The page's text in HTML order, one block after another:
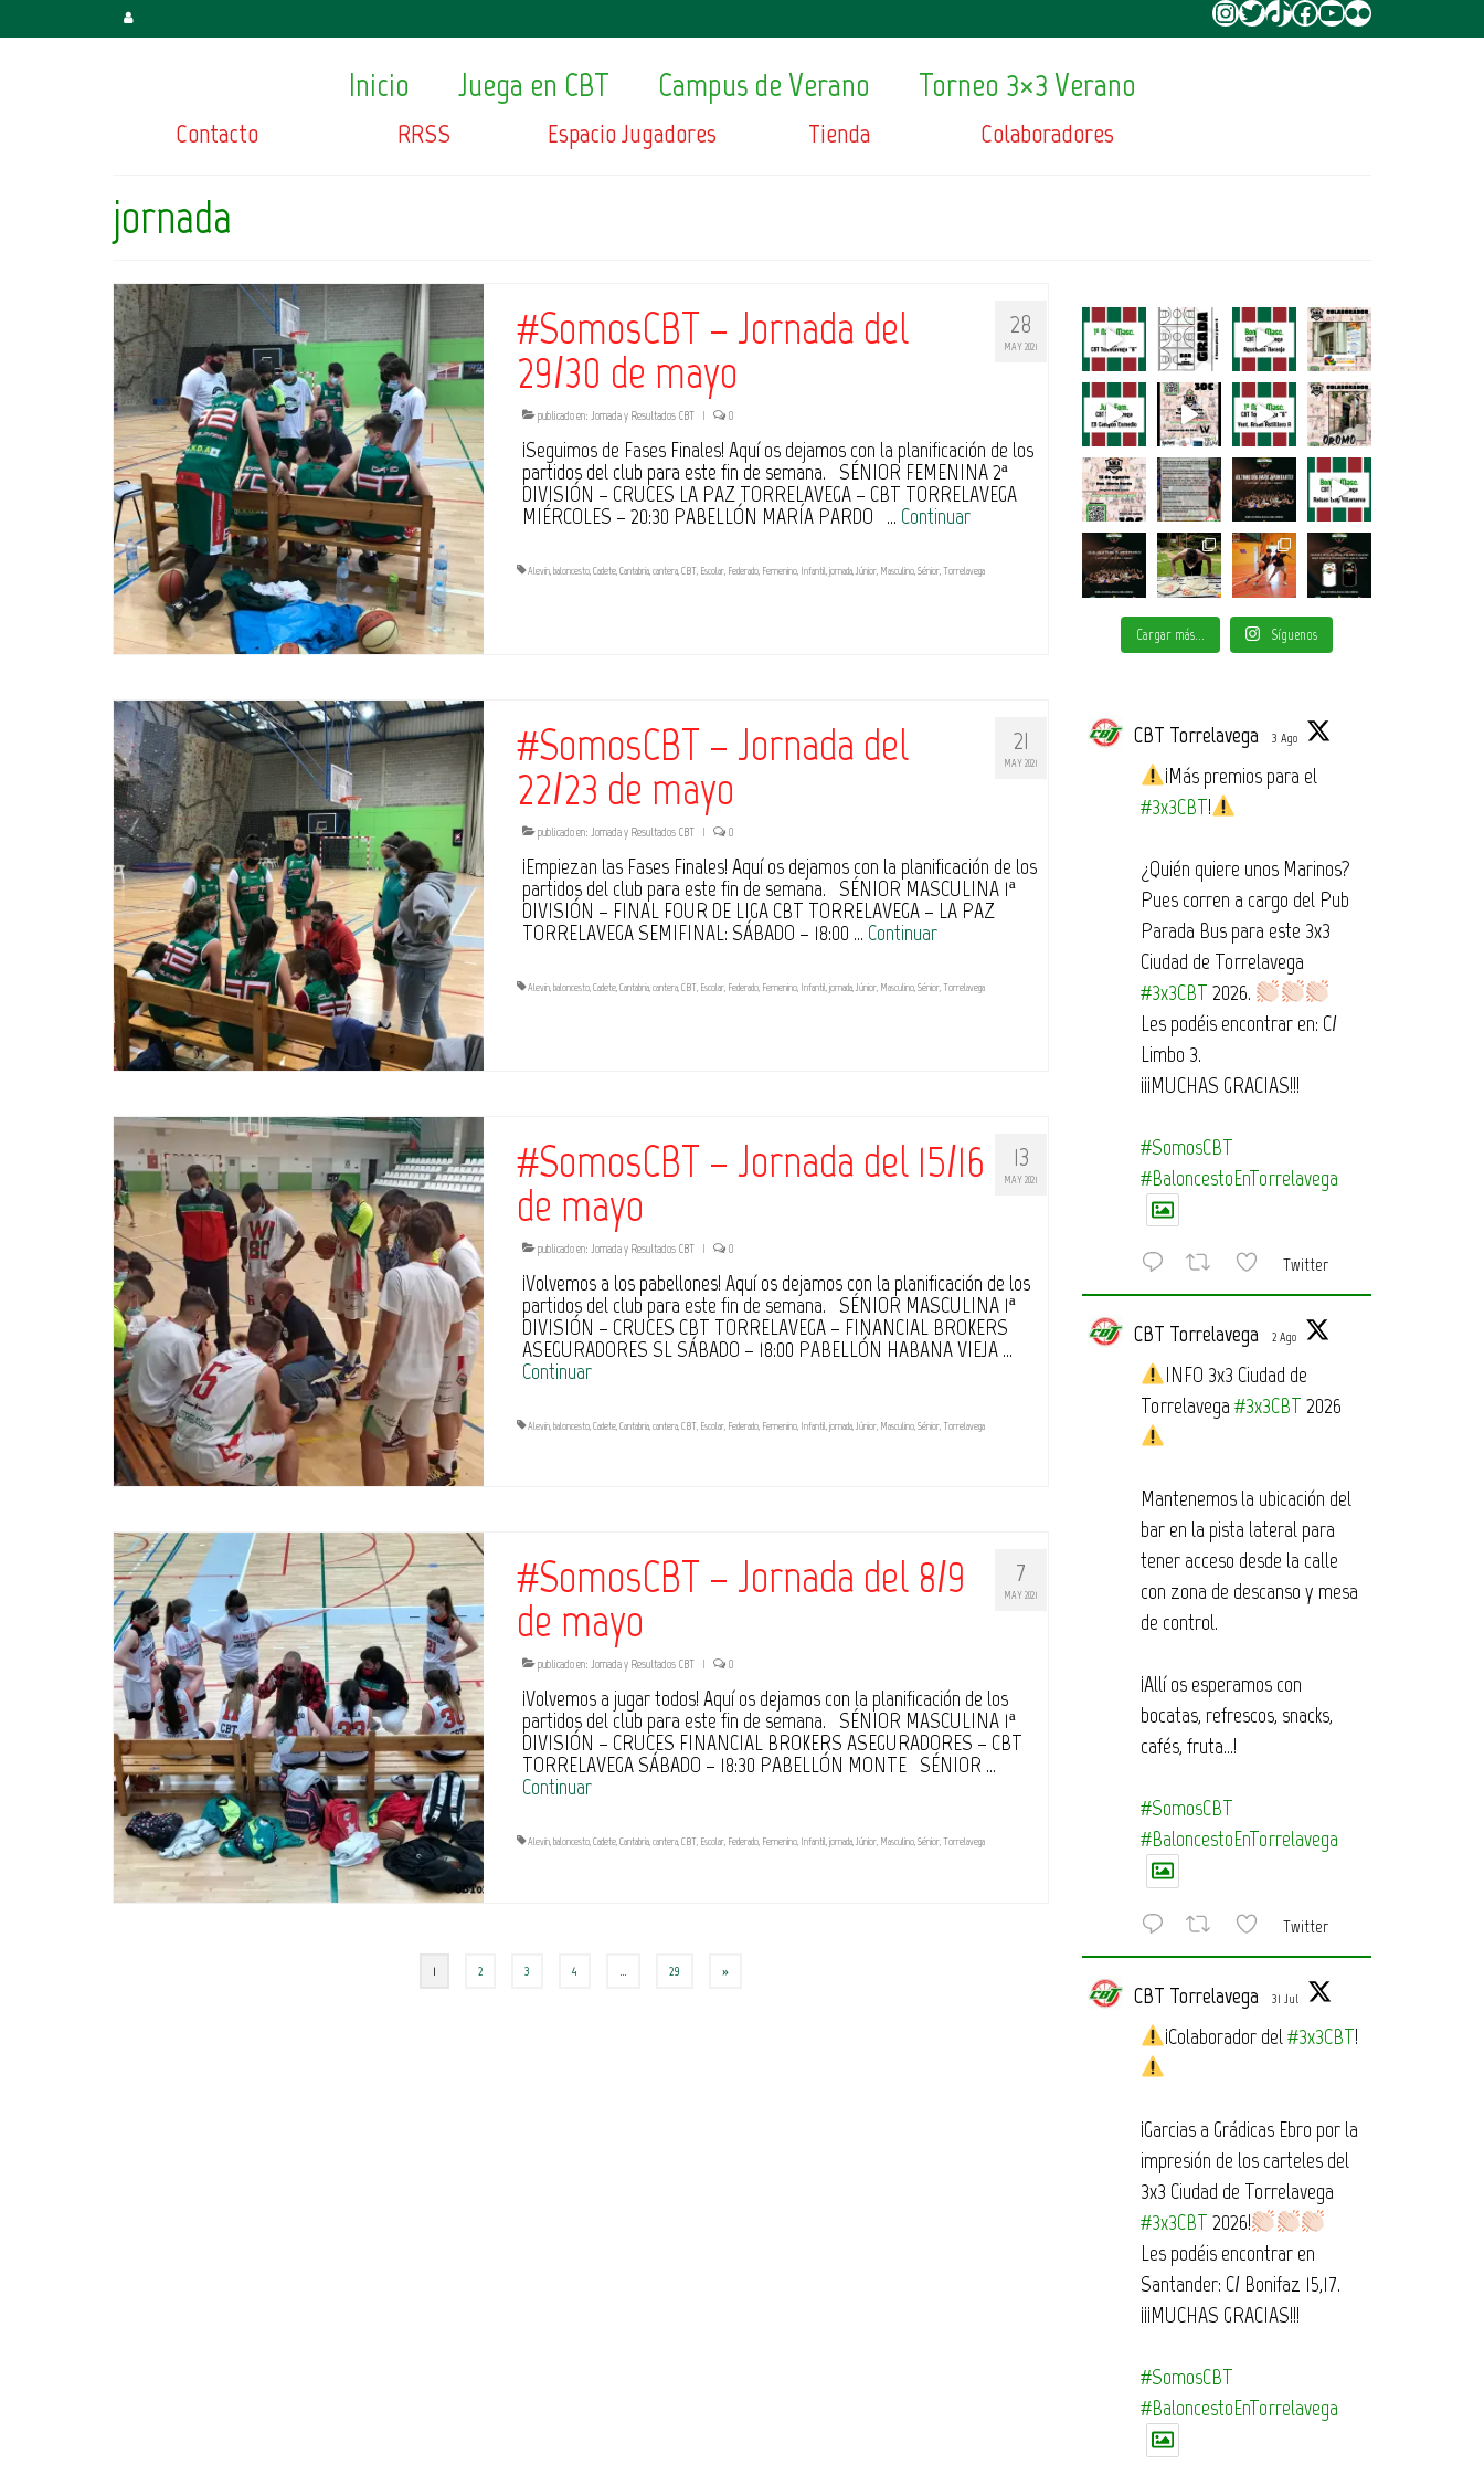
Instagram
Twitter
TikTokFacebook
YouTube
Flickr
Inicio Juega en CBT Campus de Verano Torneo 3×3 Verano
Contacto RRSS Espacio Jugadores Tienda Colaboradores
jornada
28
MAY 2021
#SomosCBT – Jornada del
29/30 de mayo
publicado en: Jornada y Resultados CBT | 0
¡Seguimos de Fases Finales! Aquí os dejamos con la planificación de los
partidos del club para este fin de semana. SÉNIOR FEMENINA 2ª
DIVISIÓN – CRUCES LA PAZ TORRELAVEGA – CBT TORRELAVEGA
MIÉRCOLES – 20:30 PABELLÓN MARÍA PARDO … Continuar
Alevín,baloncesto,Cadete,Cantabria,cantera,CBT, Escolar, Federado, Femenino, Infantil,jornada,Júnior, Masculino,Sénior,Torrelavega
21
MAY 2021
#SomosCBT – Jornada del
22/23 de mayo
publicado en: Jornada y Resultados CBT | 0
¡Empiezan las Fases Finales! Aquí os dejamos con la planificación de los
partidos del club para este fin de semana. SÉNIOR MASCULINA 1ª
DIVISIÓN – FINAL FOUR DE LIGA CBT TORRELAVEGA – LA PAZ
TORRELAVEGA SEMIFINAL: SÁBADO – 18:00 … Continuar
Alevín,baloncesto,Cadete,Cantabria,cantera,CBT, Escolar, Federado, Femenino, Infantil,jornada,Júnior, Masculino,Sénior,Torrelavega
13
MAY 2021
#SomosCBT – Jornada del 15/16
de mayo
publicado en: Jornada y Resultados CBT | 0
¡Volvemos a los pabellones! Aquí os dejamos con la planificación de los
partidos del club para este fin de semana. SÉNIOR MASCULINA 1ª
DIVISIÓN – CRUCES CBT TORRELAVEGA – FINANCIAL BROKERS
ASEGURADORES SL SÁBADO – 18:00 PABELLÓN HABANA VIEJA …
Continuar
Alevín, baloncesto, Cadete, Cantabria, cantera, CBT, Escolar, Federado, Femenino, Infantil jornada, Júnior, Masculino, Sénior, Torrelavega
7
MAY 2021
#SomosCBT – Jornada del 8/9
de mayo
publicado en: Jornada y Resultados CBT 0
¡Volvemos a jugar todos! Aquí os dejamos con la planificación de los
partidos del club para este fin de semana. SÉNIOR MASCULINA 1ª
DIVISIÓN – CRUCES FINANCIAL BROKERS ASEGURADORES – CBT
TORRELAVEGA SÁBADO – 18:30 PABELLÓN MONTE SÉNIOR …
Continuar
Alevín,baloncesto,Cadete,Cantabria,cantera,CBT, Escolar, Federado, Femenino, Infantil,jornada,Júnior, Masculino,Sénior,Torrelavega
1 2 3 4 … 29 »
Cargar más... Síguenos
CBT Torrelavega 3 Ago
¡Más premios para el
#3x3CBT!
¿Quién quiere unos Marinos?
Pues corren a cargo del Pub
Parada Bus para este 3x3
Ciudad de Torrelavega
#3x3CBT 2026.
Les podéis encontrar en: C/
Limbo 3.
¡¡¡MUCHAS GRACIAS!!!
#SomosCBT
#BaloncestoEnTorrelavega
Twitter
CBT Torrelavega 2 Ago
INFO 3x3 Ciudad de
Torrelavega#3x3CBT 2026
Mantenemos la ubicación del
bar en la pista lateral para
tener acceso desde la calle
con zona de descanso y mesa
de control.
¡Allí os esperamos con
bocatas, refrescos, snacks,
cafés, fruta…!
#SomosCBT
#BaloncestoEnTorrelavega
Twitter
CBT Torrelavega 31 Jul
¡Colaborador del#3x3CBT!
¡Garcias a Grádicas Ebro por la
impresión de los carteles del
3x3 Ciudad de Torrelavega
#3x3CBT 2026!
Les podéis encontrar en
Santander: C/ Bonifaz 15,17.
¡¡¡MUCHAS GRACIAS!!!
#SomosCBT
#BaloncestoEnTorrelavega